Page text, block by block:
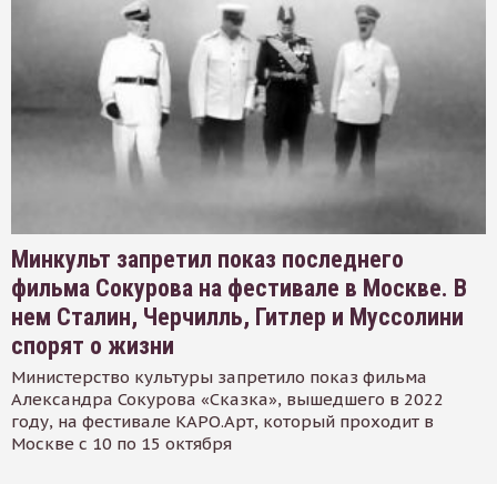
Минкульт запретил показ последнего
фильма Сокурова на фестивале в Москве. В
нем Сталин, Черчилль, Гитлер и Муссолини
спорят о жизни
Министерство культуры запретило показ фильма
Александра Сокурова «Сказка», вышедшего в 2022
году, на фестивале КАРО.Арт, который проходит в
Москве с 10 по 15 октября